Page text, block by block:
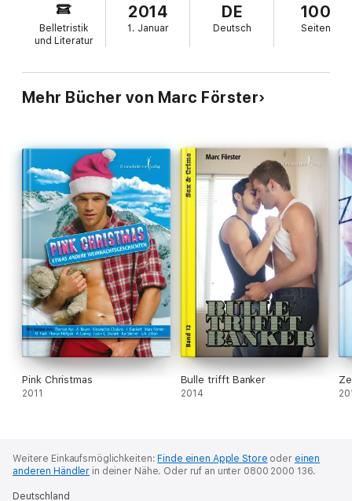
Wochenende in der Gay Hauptstadt wird zur Achterbahnfahrt.
Er sieht knutschende Jungs, erlebt Boys, die ihm an die
Wäsche wollen, und hat auch noch seinen ersten richtigen Sex.
Die nächsten Wochen werden zum Kontrastprogramm. Bei der
Gespräche mit Normen und bleibt in Lutz vernarrt. Ohne mit
dem Cousin im Bett zu landen, bringt der ihm Köln näher und
Basti erkennt an den folgenden Wochenenden die
ersten One Night stand und andere verrückte Ereignisse. Marco
verschafft ihm dann ein Appartement und Basti ist bereit für
das Abenteuer Großstadt. Bis Sören zur Apfelernte auf dem
elterlichen Gutshof auftaucht. Diesmal fahren nicht nur Bastis
Gefühle Achterbahn. Der Youngster erlebt den ersten Looping
seines schwulen Lebens.Achterbahn, zwischen Dorf und City,
Erdbeeren und Kölsch, Sex und Gefühlen.......
Belletristik
und Literatur
2014
1. Januar
DE
Deutsch
100
Seiten
Mehr Bücher von Marc Förster
Pink Christmas
2011
Bulle trifft Banker
2014
Weitere Einkaufsmöglichkeiten: Finde einen Apple Store oder einen
anderen Händler in deiner Nähe. Oder ruf an unter 0800 2000 136.
Deutschland